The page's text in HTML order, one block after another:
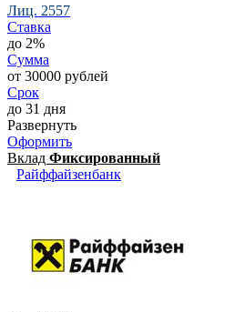
Лиц. 2557
Ставка
до 2%
Сумма
от 30000 рублей
Срок
до 31 дня
Развернуть
Оформить
Вклад Фиксированный
Райффайзенбанк